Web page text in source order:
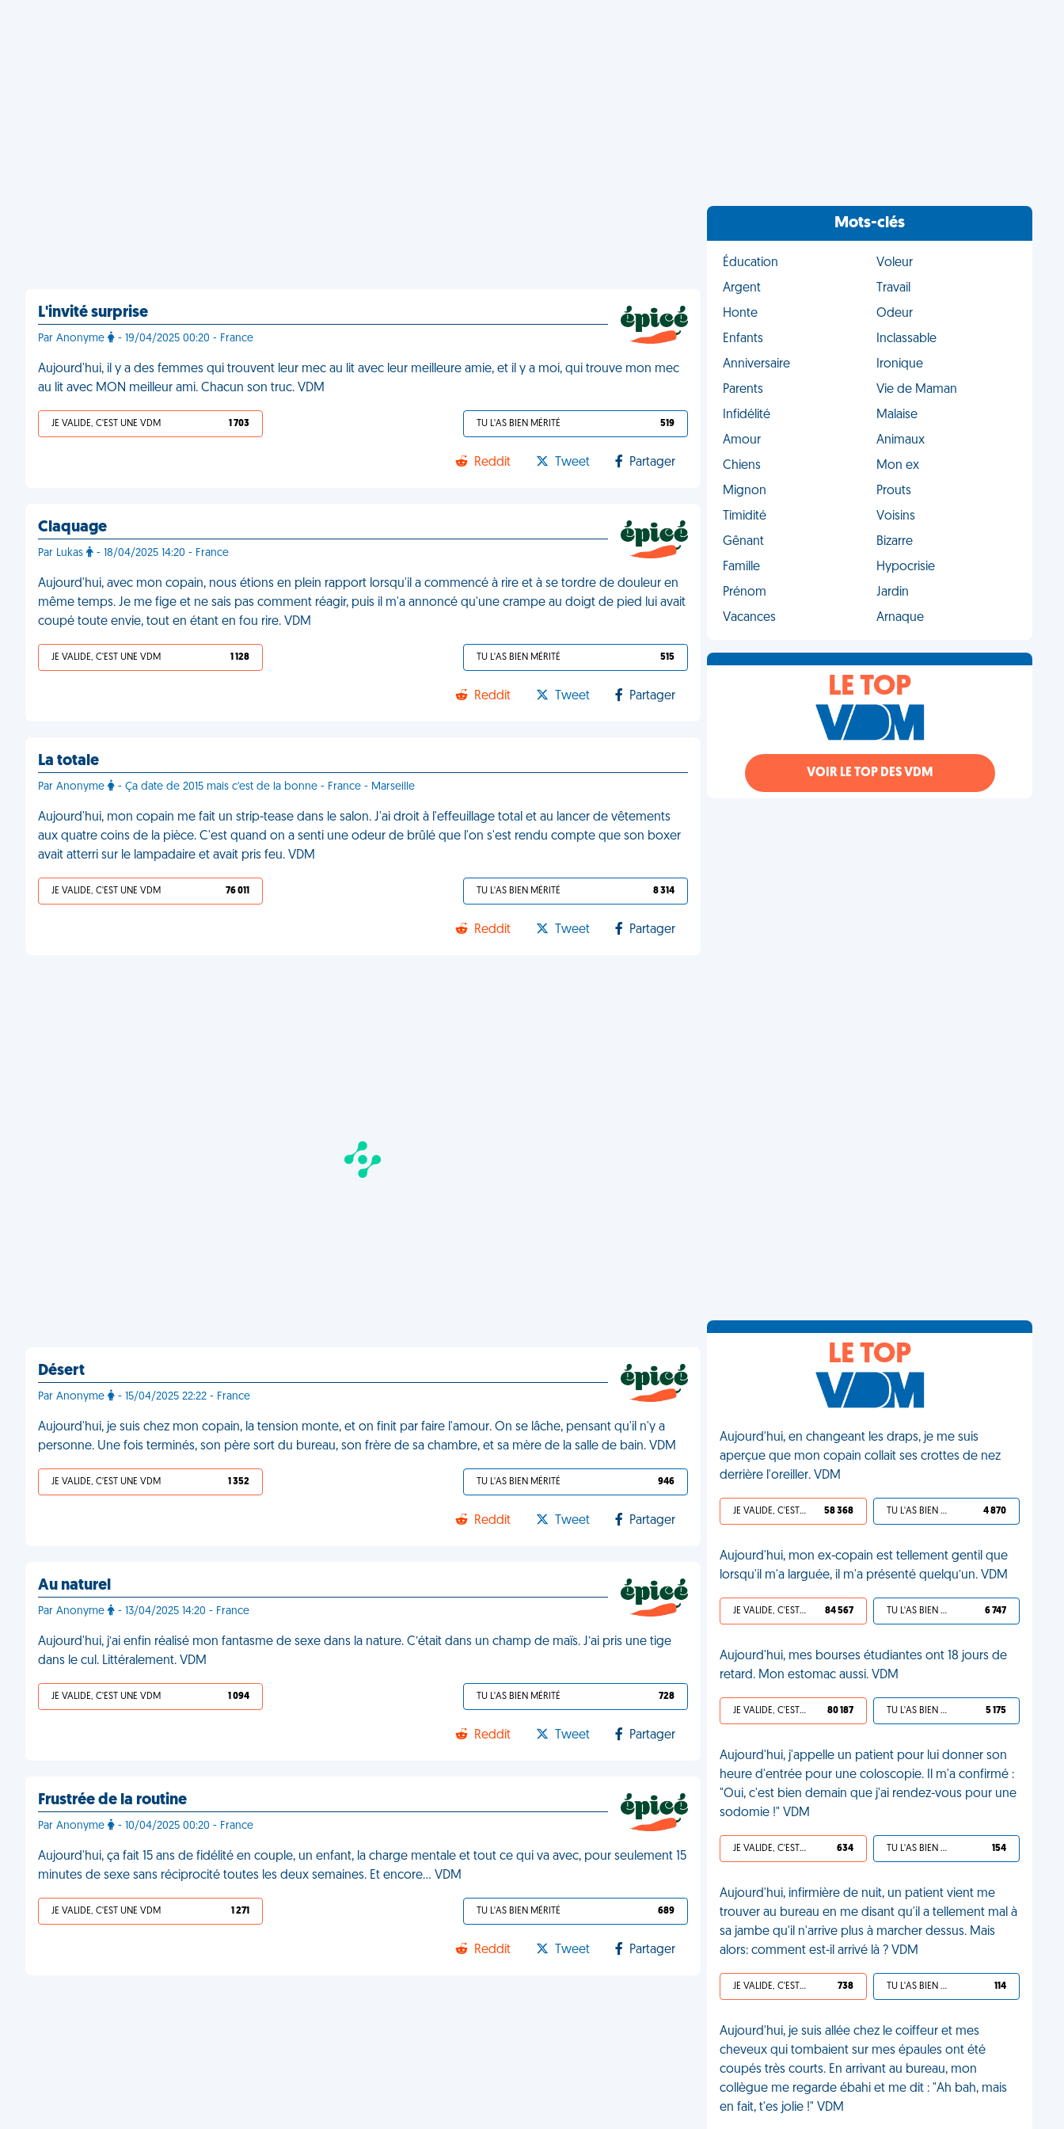
L'invité surprise
Par Anonyme - 19/04/2025 00:20 - France
Aujourd'hui, il y a des femmes qui trouvent leur mec au lit avec leur meilleure amie, et il y a moi, qui trouve mon mec
au lit avec MON meilleur ami. Chacun son truc. VDM
JE VALIDE, C'EST UNE VDM 1 703 TU L'AS BIEN MÉRITÉ 519
Reddit Tweet Partager
Claquage
Par Lukas - 18/04/2025 14:20 - France
Aujourd'hui, avec mon copain, nous étions en plein rapport lorsqu'il a commencé à rire et à se tordre de douleur en
même temps. Je me fige et ne sais pas comment réagir, puis il m'a annoncé qu'une crampe au doigt de pied lui avait
coupé toute envie, tout en étant en fou rire. VDM
JE VALIDE, C'EST UNE VDM 1 128 TU L'AS BIEN MÉRITÉ 515
Reddit Tweet Partager
La totale
Par Anonyme - Ça date de 2015 mais c'est de la bonne - France - Marseille
Aujourd'hui, mon copain me fait un strip-tease dans le salon. J'ai droit à l'effeuillage total et au lancer de vêtements
aux quatre coins de la pièce. C'est quand on a senti une odeur de brûlé que l'on s'est rendu compte que son boxer
avait atterri sur le lampadaire et avait pris feu. VDM
JE VALIDE, C'EST UNE VDM 76 011 TU L'AS BIEN MÉRITÉ 8 314
Reddit Tweet Partager
Désert
Par Anonyme - 15/04/2025 22:22 - France
Aujourd'hui, je suis chez mon copain, la tension monte, et on finit par faire l'amour. On se lâche, pensant qu'il n'y a
personne. Une fois terminés, son père sort du bureau, son frère de sa chambre, et sa mère de la salle de bain. VDM
JE VALIDE, C'EST UNE VDM 1 352 TU L'AS BIEN MÉRITÉ 946
Reddit Tweet Partager
Au naturel
Par Anonyme - 13/04/2025 14:20 - France
Aujourd'hui, j’ai enfin réalisé mon fantasme de sexe dans la nature. C’était dans un champ de maïs. J’ai pris une tige
dans le cul. Littéralement. VDM
JE VALIDE, C'EST UNE VDM 1 094 TU L'AS BIEN MÉRITÉ 728
Reddit Tweet Partager
Frustrée de la routine
Par Anonyme - 10/04/2025 00:20 - France
Aujourd'hui, ça fait 15 ans de fidélité en couple, un enfant, la charge mentale et tout ce qui va avec, pour seulement 15
minutes de sexe sans réciprocité toutes les deux semaines. Et encore… VDM
JE VALIDE, C'EST UNE VDM 1 271 TU L'AS BIEN MÉRITÉ 689
Reddit Tweet Partager
Mots-clés
Éducation
Voleur
Argent
Travail
Honte
Odeur
Enfants
Inclassable
Anniversaire
Ironique
Parents
Vie de Maman
Infidélité
Malaise
Amour
Animaux
Chiens
Mon ex
Mignon
Prouts
Timidité
Voisins
Gênant
Bizarre
Famille
Hypocrisie
Prénom
Jardin
Vacances
Arnaque
LE TOP
VOIR LE TOP DES VDM
LE TOP
Aujourd'hui, en changeant les draps, je me suis
aperçue que mon copain collait ses crottes de nez
derrière l'oreiller. VDM
JE VALIDE, C'EST UNE VDM 58 368 TU L'AS BIEN MÉRITÉ 4 870
Aujourd'hui, mon ex-copain est tellement gentil que
lorsqu'il m'a larguée, il m'a présenté quelqu’un. VDM
JE VALIDE, C'EST UNE VDM 84 567 TU L'AS BIEN MÉRITÉ 6 747
Aujourd'hui, mes bourses étudiantes ont 18 jours de
retard. Mon estomac aussi. VDM
JE VALIDE, C'EST UNE VDM 80 187 TU L'AS BIEN MÉRITÉ 5 175
Aujourd'hui, j'appelle un patient pour lui donner son
heure d'entrée pour une coloscopie. Il m'a confirmé :
"Oui, c'est bien demain que j'ai rendez-vous pour une
sodomie !" VDM
JE VALIDE, C'EST UNE VDM 634 TU L'AS BIEN MÉRITÉ 154
Aujourd'hui, infirmière de nuit, un patient vient me
trouver au bureau en me disant qu'il a tellement mal à
sa jambe qu'il n'arrive plus à marcher dessus. Mais
alors: comment est-il arrivé là ? VDM
JE VALIDE, C'EST UNE VDM 738 TU L'AS BIEN MÉRITÉ 114
Aujourd'hui, je suis allée chez le coiffeur et mes
cheveux qui tombaient sur mes épaules ont été
coupés très courts. En arrivant au bureau, mon
collègue me regarde ébahi et me dit : "Ah bah, mais
en fait, t'es jolie !" VDM